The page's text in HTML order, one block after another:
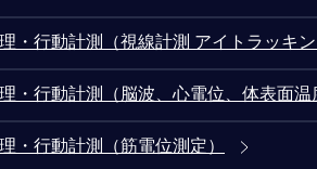
・行動計測（視線計測 アイトラッキン
・行動計測（脳波、心電位、体表面温
・行動計測（筋電位測定）